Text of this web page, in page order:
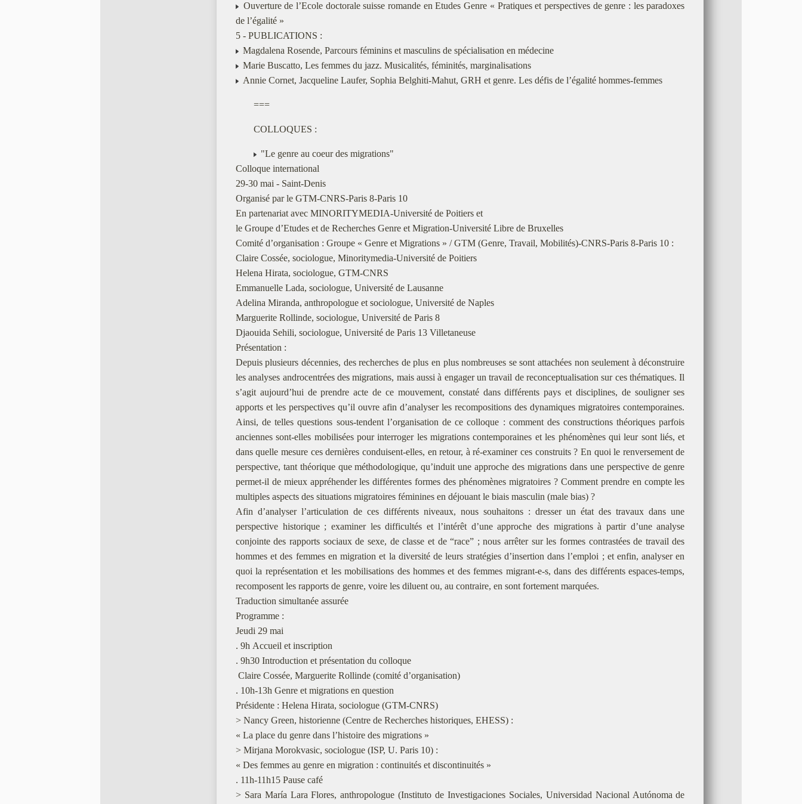
Ouverture de l’Ecole doctorale suisse romande en Etudes Genre « Pratiques et perspectives de genre : les paradoxes
de l’égalité »
5 - PUBLICATIONS :
Magdalena Rosende, Parcours féminins et masculins de spécialisation en médecine
Marie Buscatto, Les femmes du jazz. Musicalités, féminités, marginalisations
Annie Cornet, Jacqueline Laufer, Sophia Belghiti-Mahut, GRH et genre. Les défis de l’égalité hommes-femmes
===
COLLOQUES :
"Le genre au coeur des migrations"
Colloque international
29-30 mai - Saint-Denis
Organisé par le GTM-CNRS-Paris 8-Paris 10
En partenariat avec MINORITYMEDIA-Université de Poitiers et
le Groupe d’Etudes et de Recherches Genre et Migration-Université Libre de Bruxelles
Comité d’organisation : Groupe « Genre et Migrations » / GTM (Genre, Travail, Mobilités)-CNRS-Paris 8-Paris 10 :
Claire Cossée, sociologue, Minoritymedia-Université de Poitiers
Helena Hirata, sociologue, GTM-CNRS
Emmanuelle Lada, sociologue, Université de Lausanne
Adelina Miranda, anthropologue et sociologue, Université de Naples
Marguerite Rollinde, sociologue, Université de Paris 8
Djaouida Sehili, sociologue, Université de Paris 13 Villetaneuse
Présentation :
Depuis plusieurs décennies, des recherches de plus en plus nombreuses se sont attachées non seulement à déconstruire
les analyses androcentrées des migrations, mais aussi à engager un travail de reconceptualisation sur ces thématiques. Il
s’agit aujourd’hui de prendre acte de ce mouvement, constaté dans différents pays et disciplines, de souligner ses
apports et les perspectives qu’il ouvre afin d’analyser les recompositions des dynamiques migratoires contemporaines.
Ainsi, de telles questions sous-tendent l’organisation de ce colloque : comment des constructions théoriques parfois
anciennes sont-elles mobilisées pour interroger les migrations contemporaines et les phénomènes qui leur sont liés, et
dans quelle mesure ces dernières conduisent-elles, en retour, à ré-examiner ces construits ? En quoi le renversement de
perspective, tant théorique que méthodologique, qu’induit une approche des migrations dans une perspective de genre
permet-il de mieux appréhender les différentes formes des phénomènes migratoires ? Comment prendre en compte les
multiples aspects des situations migratoires féminines en déjouant le biais masculin (male bias) ?
Afin d’analyser l’articulation de ces différents niveaux, nous souhaitons : dresser un état des travaux dans une
perspective historique ; examiner les difficultés et l’intérêt d’une approche des migrations à partir d’une analyse
conjointe des rapports sociaux de sexe, de classe et de “race” ; nous arrêter sur les formes contrastées de travail des
hommes et des femmes en migration et la diversité de leurs stratégies d’insertion dans l’emploi ; et enfin, analyser en
quoi la représentation et les mobilisations des hommes et des femmes migrant-e-s, dans des différents espaces-temps,
recomposent les rapports de genre, voire les diluent ou, au contraire, en sont fortement marquées.
Traduction simultanée assurée
Programme :
Jeudi 29 mai
. 9h Accueil et inscription
. 9h30 Introduction et présentation du colloque
Claire Cossée, Marguerite Rollinde (comité d’organisation)
. 10h-13h Genre et migrations en question
Présidente : Helena Hirata, sociologue (GTM-CNRS)
> Nancy Green, historienne (Centre de Recherches historiques, EHESS) :
« La place du genre dans l’histoire des migrations »
> Mirjana Morokvasic, sociologue (ISP, U. Paris 10) :
« Des femmes au genre en migration : continuités et discontinuités »
. 11h-11h15 Pause café
> Sara María Lara Flores, anthropologue (Instituto de Investigaciones Sociales, Universidad Nacional Autónoma de